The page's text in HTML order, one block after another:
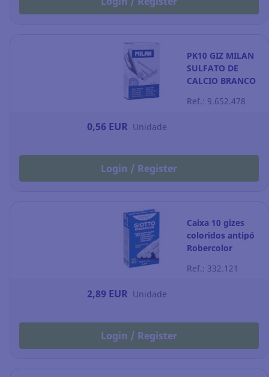
PK10 GIZ MILAN
SULFATO DE
CALCIO BRANCO
Ref.: 9.652.478
0,56 EUR Unidade
Login / Register
Caixa 10 gizes
coloridos antipó
Robercolor
Ref.: 332.121
2,89 EUR Unidade
Login / Register